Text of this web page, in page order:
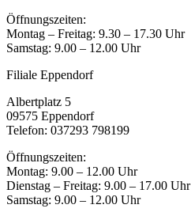
Öffnungszeiten:
Montag – Freitag: 9.30 – 17.30 Uhr
Samstag: 9.00 – 12.00 Uhr
Filiale Eppendorf
Albertplatz 5
09575 Eppendorf
Telefon: 037293 798199
Öffnungszeiten:
Montag: 9.00 – 12.00 Uhr
Dienstag – Freitag: 9.00 – 17.00 Uhr
Samstag: 9.00 – 12.00 Uhr